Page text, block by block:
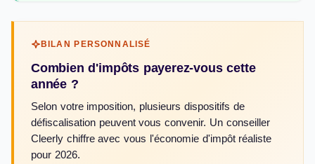
BILAN PERSONNALISÉ
Combien d'impôts payerez-vous cette
année ?
Selon votre imposition, plusieurs dispositifs de
défiscalisation peuvent vous convenir. Un conseiller
Cleerly chiffre avec vous l'économie d'impôt réaliste
pour 2026.